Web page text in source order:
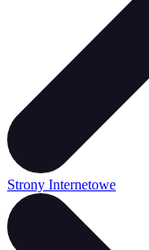
Strony Internetowe